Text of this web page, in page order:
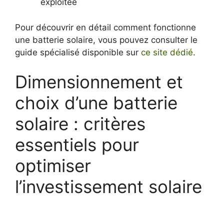
exploitée
Pour découvrir en détail comment fonctionne
une batterie solaire, vous pouvez consulter le
guide spécialisé disponible sur ce site dédié.
Dimensionnement et
choix d’une batterie
solaire : critères
essentiels pour
optimiser
l’investissement solaire